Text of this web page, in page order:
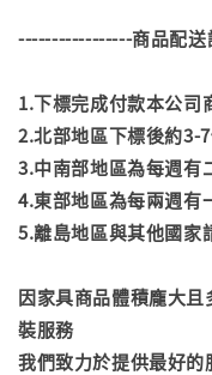
-----------------商品配
1.下標完成付款本公司
2.北部地區下標後約3-
3.中南部地區為每週有
4.東部地區為每兩週有
5.離島地區與其他國家
因家具商品體積龐大
裝服務
我們致力於提供最好